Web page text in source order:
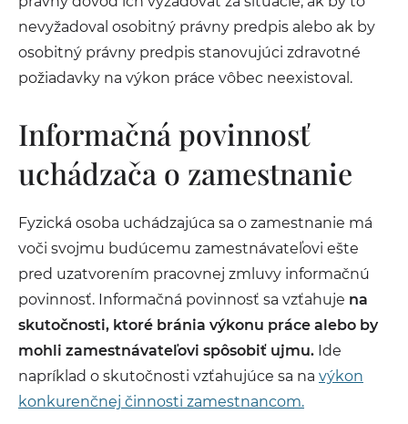
nevyžadoval osobitný právny predpis alebo ak by
osobitný právny predpis stanovujúci zdravotné
požiadavky na výkon práce vôbec neexistoval.
Informačná povinnosť
uchádzača o zamestnanie
Fyzická osoba uchádzajúca sa o zamestnanie má
voči svojmu budúcemu zamestnávateľovi ešte
pred uzatvorením pracovnej zmluvy informačnú
povinnosť. Informačná povinnosť sa vzťahuje na
skutočnosti, ktoré bránia výkonu práce alebo by
mohli zamestnávateľovi spôsobiť ujmu. Ide
napríklad o skutočnosti vzťahujúce sa na výkon
konkurenčnej činnosti zamestnancom.